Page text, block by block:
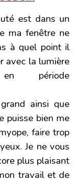
est dans un
ma fenêtre ne
à quel point il
avec la lumière
période
ainsi que
puisse bien me
faire trop
Je ne vous
plus plaisant
travail et de